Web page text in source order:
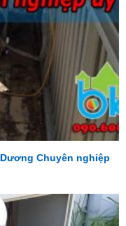
Chuyên nghiệp